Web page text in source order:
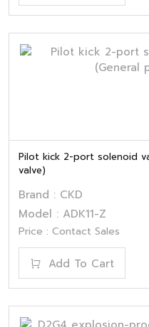
Pilot kick 2-port solenoid
valve)
Brand : CKD
Model : ADK11-Z
Price : Contact Sales
Add To Cart